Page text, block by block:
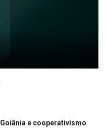
e cooperativismo